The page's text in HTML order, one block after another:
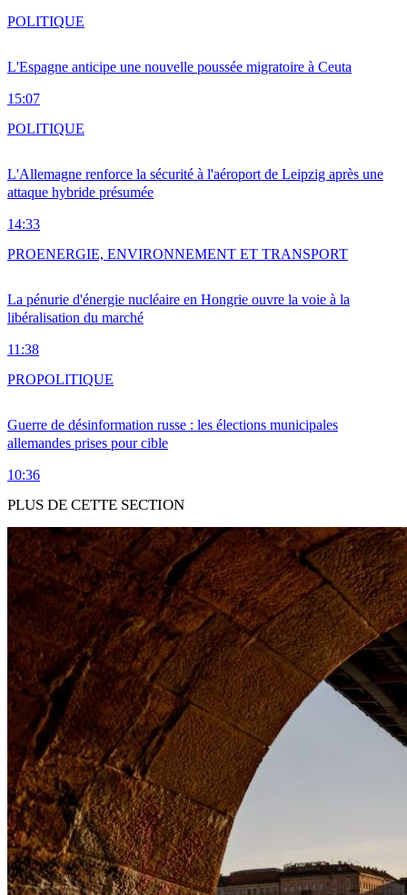
L'Espagne anticipe une nouvelle poussée migratoire à Ceuta
15:07
POLITIQUE
L'Allemagne renforce la sécurité à l'aéroport de Leipzig après une
attaque hybride présumée
14:33
POLITIQUE
La pénurie d'énergie nucléaire en Hongrie ouvre la voie à la
libéralisation du marché
11:38
PROENERGIE, ENVIRONNEMENT ET TRANSPORT
Guerre de désinformation russe : les élections municipales
allemandes prises pour cible
10:36
PROPOLITIQUE
PLUS DE CETTE SECTION